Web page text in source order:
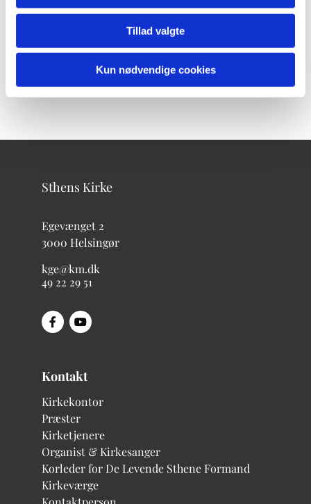
Tillad valgte
Kun nødvendige cookies
Sthens Kirke
Egevænget 2
3000 Helsingør
kge@km.dk
49 22 29 51
Kontakt
Kirkekontor
Præster
Kirketjenere
Organist & Kirkesanger
Korleder for De Levende Sthene Formand
Kirkeværge